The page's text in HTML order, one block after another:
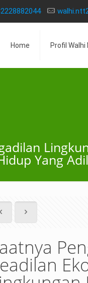
Home Profil Walhi
Yang